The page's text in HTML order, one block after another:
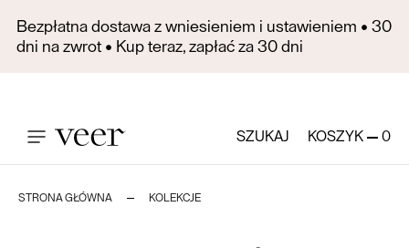
Bezpłatna dostawa z wniesieniem i ustawieniem • 30
dni na zwrot • Kup teraz, zapłać za 30 dni
SZUKAJ KOSZYK 0
STRONA GŁÓWNA KOLEKCJE